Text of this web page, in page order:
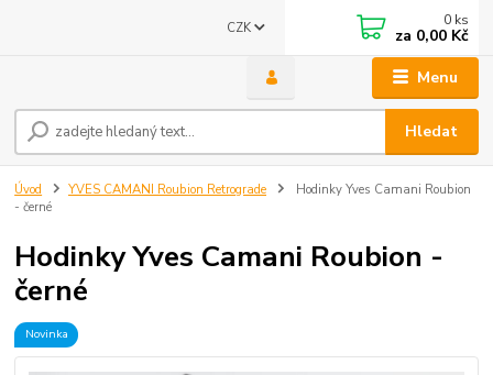
Menu
CZK
Hledat
0 ks
za 0,00 Kč
Úvod YVES CAMANI Roubion Retrograde
Hodinky Yves Camani Roubion
- černé
Hodinky Yves Camani Roubion -
černé
Novinka